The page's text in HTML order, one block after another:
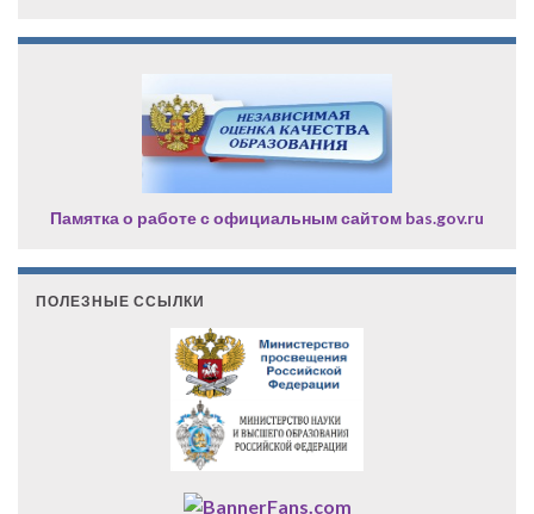
Памятка о работе с официальным сайтом bas.gov.ru
ПОЛЕЗНЫЕ ССЫЛКИ